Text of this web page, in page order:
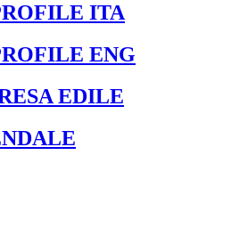
ITA
ENG
EDILE